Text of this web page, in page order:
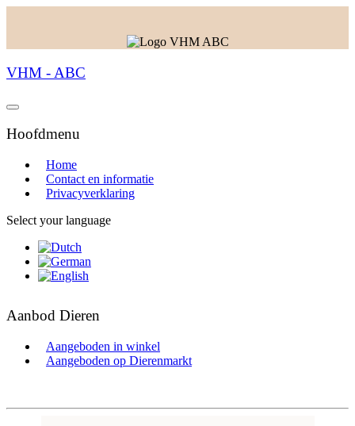
VHM - ABC
Hoofdmenu
Home
Contact en informatie
Privacyverklaring
Select your language
Aanbod Dieren
Aangeboden in winkel
Aangeboden op Dierenmarkt